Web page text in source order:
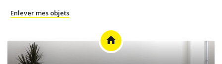
Enlever mes objets
home